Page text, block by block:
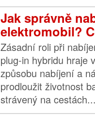
Jak správně
elektromobil?
Zásadní roli při
plug-in hybridu hraje
způsobu nabíjení a
prodloužit životnost
strávený na